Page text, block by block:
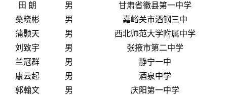
田 朗
男
甘肃省徽县第一中学
桑晓彬
男
嘉峪关市酒钢三中
蒲颢天
男
西北师范大学附属中学
刘致宇
男
张掖市第二中学
兰冠群
男
静宁一中
康云起
男
酒泉中学
郭翰文
男
庆阳第一中学